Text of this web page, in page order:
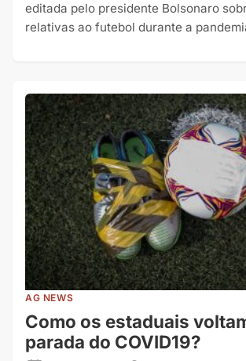
editada pelo presidente Bolsonaro
relativas ao futebol durante a
AG NEWS
Como os estaduais
parada do COVID19?